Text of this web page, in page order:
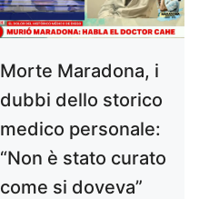
Morte Maradona, i
dubbi dello storico
medico personale:
“Non è stato curato
come si doveva”